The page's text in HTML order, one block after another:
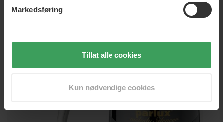
Markedsføring
Tillat alle cookies
Kun nødvendige cookies
Hvit
Legg i handlekurven Legg i handlekurven